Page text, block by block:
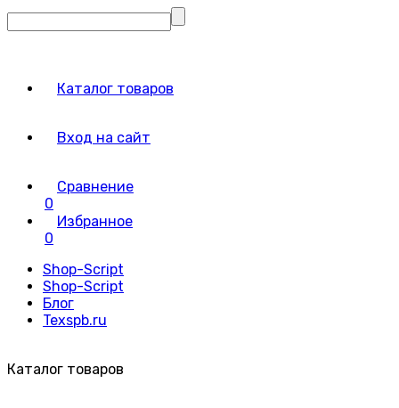
Каталог товаров
Вход на сайт
Сравнение
0
Избранное
0
Shop-Script
Shop-Script
Блог
Texspb.ru
Каталог товаров